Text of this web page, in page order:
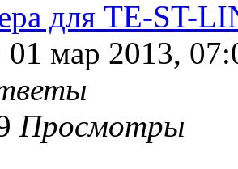
для TE-ST-
01 мар 2013,
Просмотры